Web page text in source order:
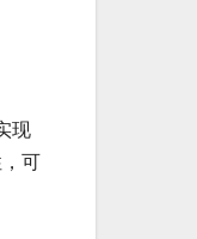
现
可